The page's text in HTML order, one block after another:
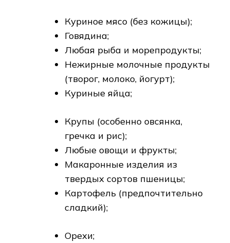
Куриное мясо (без кожицы);
Говядина;
Любая рыба и морепродукты;
Нежирные молочные продукты
(творог, молоко, йогурт);
Куриные яйца;
Крупы (особенно овсянка,
гречка и рис);
Любые овощи и фрукты;
Макаронные изделия из
твердых сортов пшеницы;
Картофель (предпочтительно
сладкий);
Орехи;